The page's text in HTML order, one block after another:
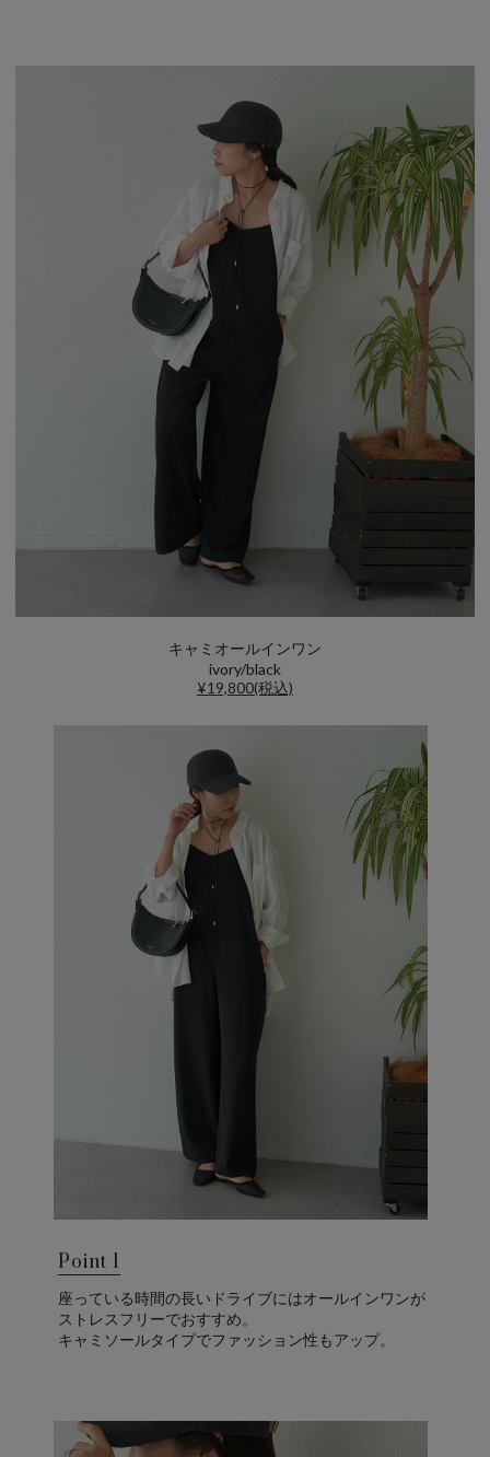
キャミオールインワン
ivory/black
¥19,800(税込)
Point 1
座っている時間の長いドライブにはオールインワンが
ストレスフリーでおすすめ。
キャミソールタイプでファッション性もアップ。